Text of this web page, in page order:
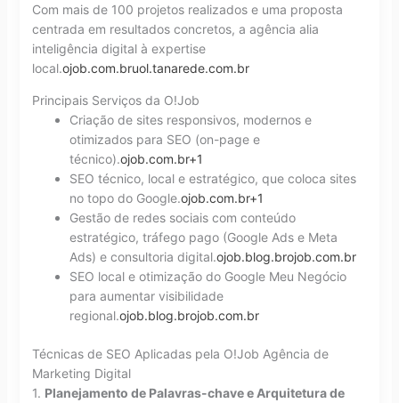
Com mais de 100 projetos realizados e uma proposta
centrada em resultados concretos, a agência alia
inteligência digital à expertise
local.ojob.com.bruol.tanarede.com.br
Principais Serviços da O!Job
Criação de sites responsivos, modernos e
otimizados para SEO (on-page e
técnico).ojob.com.br+1
SEO técnico, local e estratégico, que coloca sites
no topo do Google.ojob.com.br+1
Gestão de redes sociais com conteúdo
estratégico, tráfego pago (Google Ads e Meta
Ads) e consultoria digital.ojob.blog.brojob.com.br
SEO local e otimização do Google Meu Negócio
para aumentar visibilidade
regional.ojob.blog.brojob.com.br
Técnicas de SEO Aplicadas pela O!Job Agência de
Marketing Digital
1. Planejamento de Palavras-chave e Arquitetura de